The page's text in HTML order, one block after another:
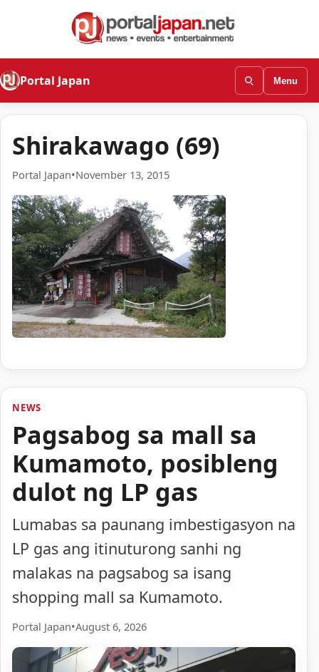
Portal Japan Menu
Shirakawago (69)
Portal Japan•November 13, 2015
NEWS
Pagsabog sa mall sa
Kumamoto, posibleng
dulot ng LP gas
Lumabas sa paunang imbestigasyon na
LP gas ang itinuturong sanhi ng
malakas na pagsabog sa isang
shopping mall sa Kumamoto.
Portal Japan•August 6, 2026